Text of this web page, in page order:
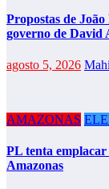
Propostas de
governo de David
agosto 5, 2026
AMAZONAS
PL tenta
Amazonas